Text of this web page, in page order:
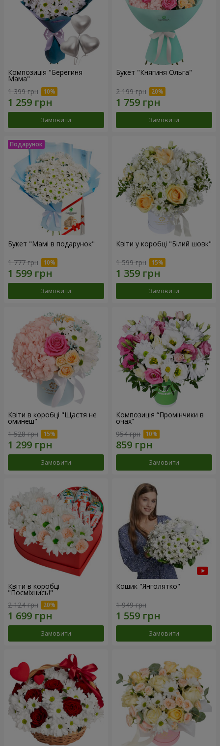
Композиція "Берегиня
Мама"
1 399 грн
Замовити
Букет "Княгиня Ольга"
2 199 грн
Замовити
Букет "Мамі в подарунок"
1 777 грн
Замовити
Квіти у коробці "Білий шовк"
1 599 грн
Замовити
Квіти в коробці "Щастя не
оминеш"
1 528 грн
Замовити
Композиція “Промінчики в
очах”
954 грн
Замовити
Квіти в коробці
"Посміхнись!"
2 124 грн
Замовити
Кошик "Янголятко"
1 949 грн
Замовити